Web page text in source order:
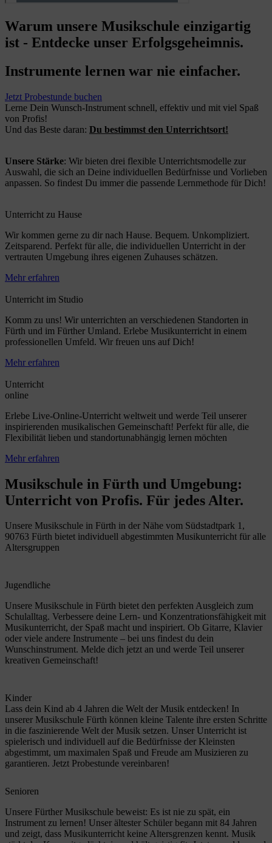
Warum unsere Musikschule einzigartig
ist - Entdecke unser Erfolgsgeheimnis.
Instrumente lernen war nie einfacher.
Jetzt Probestunde buchen
Lerne Dein Wunsch-Instrument schnell, effektiv und mit viel Spaß
von Profis!
Und das Beste daran: Du bestimmst den Unterrichtsort!
Unsere Stärke: Wir bieten drei flexible Unterrichtsmodelle zur
Auswahl, die sich an Deine individuellen Bedürfnisse und Vorlieben
anpassen. So findest Du immer die passende Lernmethode für Dich!
Unterricht zu Hause
Wir kommen gerne zu dir nach Hause. Bequem. Unkompliziert.
Zeitsparend. Perfekt für alle, die individuellen Unterricht in der
vertrauten Umgebung ihres eigenen Zuhauses schätzen.
Mehr erfahren
Unterricht im Studio
Komm zu uns! Wir unterrichten an verschiedenen Standorten in
Fürth und im Fürther Umland. Erlebe Musikunterricht in einem
professionellen Umfeld. Wir freuen uns auf Dich!
Mehr erfahren
Unterricht
online
Erlebe Live-Online-Unterricht weltweit und werde Teil unserer
inspirierenden musikalischen Gemeinschaft! Perfekt für alle, die
Flexibilität lieben und standortunabhängig lernen möchten
Mehr erfahren
Musikschule in Fürth und Umgebung:
Unterricht von Profis. Für jedes Alter.
Unsere Musikschule in Fürth in der Nähe vom Südstadtpark 1,
90763 Fürth bietet individuell abgestimmten Musikunterricht für alle
Altersgruppen
Jugendliche
Unsere Musikschule in Fürth bietet den perfekten Ausgleich zum
Schulalltag. Verbessere deine Lern- und Konzentrationsfähigkeit mit
Musikunterricht, der Spaß macht und inspiriert. Ob Gitarre, Klavier
oder viele andere Instrumente – bei uns findest du dein
Wunschinstrument. Melde dich jetzt an und werde Teil unserer
kreativen Gemeinschaft!
Kinder
Lass dein Kind ab 4 Jahren die Welt der Musik entdecken! In
unserer Musikschule Fürth können kleine Talente ihre ersten Schritte
in die faszinierende Welt der Musik setzen. Unser Unterricht ist
spielerisch und individuell auf die Bedürfnisse der Kleinsten
abgestimmt, um maximalen Spaß und Freude am Musizieren zu
garantieren. Jetzt Probestunde vereinbaren!
Senioren
Unsere Fürther Musikschule beweist: Es ist nie zu spät, ein
Instrument zu lernen! Unser ältester Schüler begann mit 84 Jahren
und zeigt, dass Musikunterricht keine Altersgrenzen kennt. Musik